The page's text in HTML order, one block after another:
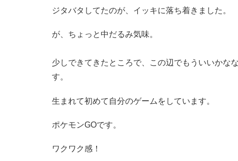
ジタバタしてたのが、イッキに落ち着きました。
が、ちょっと中だるみ気味。
少しできてきたところで、この辺でもういいかな
す。
生まれて初めて自分のゲームをしています。
ポケモンGOです。
ワクワク感！